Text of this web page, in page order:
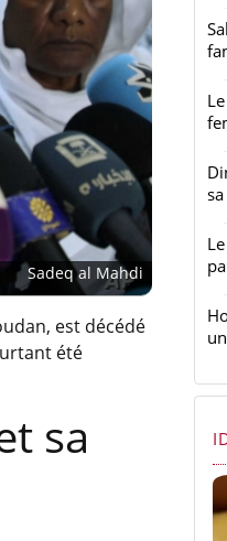
Sadeq al Mahdi
est décédé
été
sa